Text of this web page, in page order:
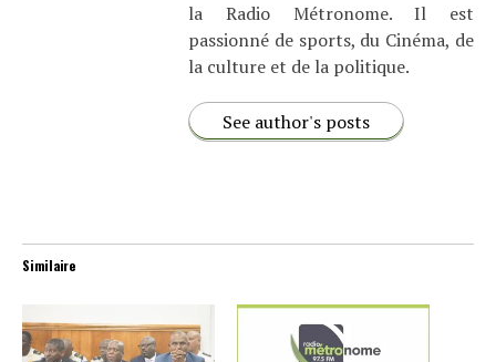
la Radio Métronome. Il est
passionné de sports, du Cinéma, de
la culture et de la politique.
See author's posts
Similaire